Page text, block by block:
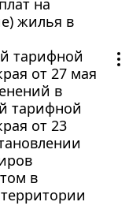
на
жилья в
тарифной
от 27 мая
в
тарифной
от 23
в